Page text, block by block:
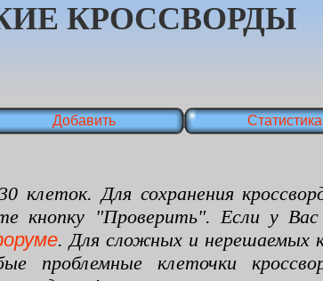
КРОССВОРДЫ
Добавить Статистика
Для сохранения
кнопку "Проверить". Если у
. Для сложных и нерешаемых
клеточки